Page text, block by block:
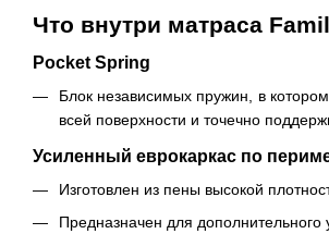
Что внутри матраса
Pocket Spring
Блок независимых пружин, в
всей поверхности и точечно
Усиленный еврокаркас по
Изготовлен из пены высокой
Предназначен для